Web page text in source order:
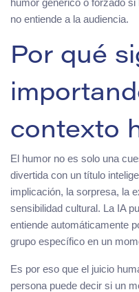
no entiende a la audiencia.
Por qué
contexto
El humor no es solo una
divertida con un título
implicación, la sorpresa, la
sensibilidad cultural. La IA
entiende automáticamente
grupo específico en un
Es por eso que el juicio
persona puede decir si un